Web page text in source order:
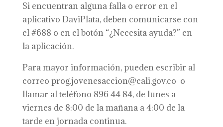
Si encuentran alguna falla o error en el
aplicativo DaviPlata, deben comunicarse con
el #688 o en el botón “¿Necesita ayuda?” en
la aplicación.
Para mayor información, pueden escribir al
correo prog.jovenesaccion@cali.gov.co o
llamar al teléfono 896 44 84, de lunes a
viernes de 8:00 de la mañana a 4:00 de la
tarde en jornada continua.